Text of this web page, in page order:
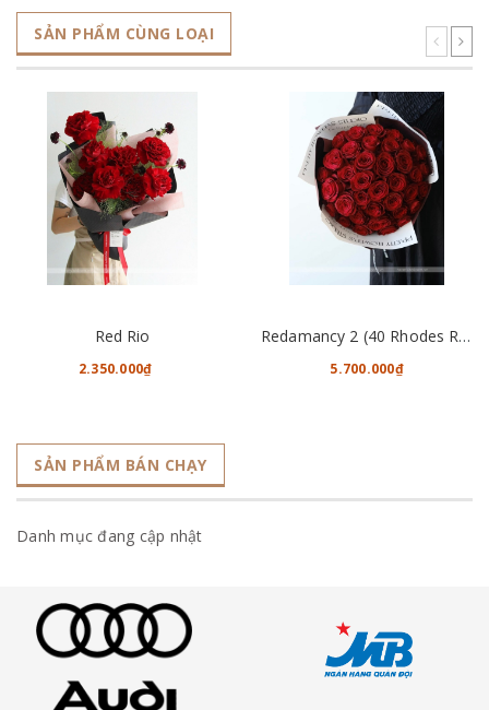
SẢN PHẨM CÙNG LOẠI
Red Rio
2.350.000₫
Redamancy 2 (40 Rhodes Roses)
5.700.000₫
SẢN PHẨM BÁN CHẠY
Danh mục đang cập nhật